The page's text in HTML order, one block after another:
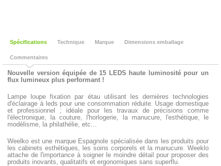
Spécifications Technique Marque Dimensions emballage
Commentaires
Nouvelle version équipée de 15 LEDS haute luminosité pour un
flux lumineux plus performant !
Lampe loupe fixation par étau utilisant les dernières technologies
d'éclairage à leds pour une consommation réduite. Usage domestique
et professionnel ; idéale pour les travaux de précisions comme
l'électronique, la couture, l'horlogerie, la manucure, l'esthétique, le
modélisme, la philathélie, etc...
Weelko est une marque Espagnole spécialisée dans les produits pour
les cabinets esthétiques, les soins corporels et la manucure. Weeklo
attache de l'importance à soigner le moindre détail pour proposer des
produits inovants, qualitatifs et ergonomiques sans superflu.